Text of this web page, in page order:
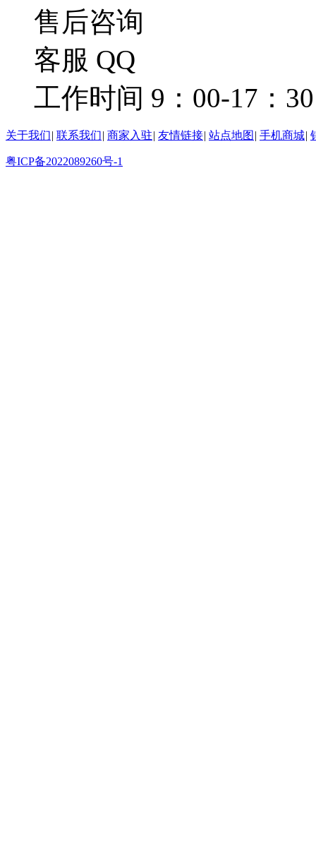
售后咨询
客服 QQ
工作时间 9：00-17：30
关于我们| 联系我们| 商家入驻| 友情链接| 站点地图 | 手机商城|
粤ICP备2022089260号-1